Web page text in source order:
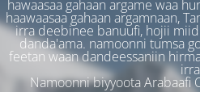
hawaasaa gahaan argame waa
haawaasaa gahaan argamnaan,
irra deebinee banuufi, hojii
danda'ama. namoonni tumsa
feetan waan dandeessaniin
Namoonni biyyoota Arabaafi